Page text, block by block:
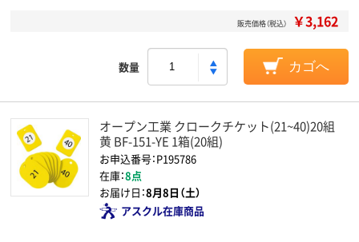
販売価格（税込） ￥3,162
数量 カゴへ
オープン工業 クロークチケット(21~40)20組
黄 BF-151-YE 1箱(20組)
お申込番号：P195786
在庫：8点
お届け日：8月8日（土）
アスクル在庫商品